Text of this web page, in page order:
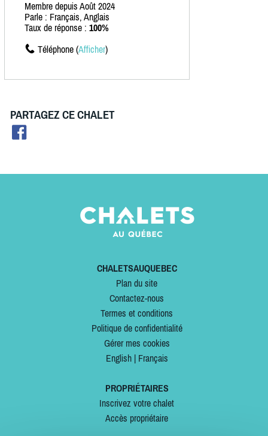
Membre depuis Août 2024
Parle : Français, Anglais
Taux de réponse : 100%
Téléphone (Afficher)
PARTAGEZ CE CHALET
CHALETSAUQUEBEC
Plan du site
Contactez-nous
Termes et conditions
Politique de confidentialité
Gérer mes cookies
English| Français
PROPRIÉTAIRES
Inscrivez votre chalet
Accès propriétaire